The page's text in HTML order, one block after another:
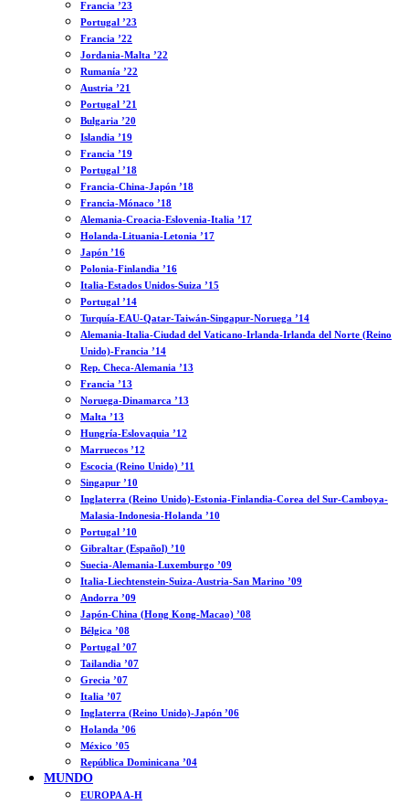
Francia ’23
Portugal ’23
Francia ’22
Jordania-Malta ’22
Rumanía ’22
Austria ’21
Portugal ’21
Bulgaria ’20
Islandia ’19
Francia ’19
Portugal ’18
Francia-China-Japón ’18
Francia-Mónaco ’18
Alemania-Croacia-Eslovenia-Italia ’17
Holanda-Lituania-Letonia ’17
Japón ’16
Polonia-Finlandia ’16
Italia-Estados Unidos-Suiza ’15
Portugal ’14
Turquía-EAU-Qatar-Taiwán-Singapur-Noruega ’14
Alemania-Italia-Ciudad del Vaticano-Irlanda-Irlanda del Norte (Reino
Unido)-Francia ’14
Rep. Checa-Alemania ’13
Francia ’13
Noruega-Dinamarca ’13
Malta ’13
Hungría-Eslovaquia ’12
Marruecos ’12
Escocia (Reino Unido) ’11
Singapur ’10
Inglaterra (Reino Unido)-Estonia-Finlandia-Corea del Sur-Camboya-
Malasia-Indonesia-Holanda ’10
Portugal ’10
Gibraltar (Español) ’10
Suecia-Alemania-Luxemburgo ’09
Italia-Liechtenstein-Suiza-Austria-San Marino ’09
Andorra ’09
Japón-China (Hong Kong-Macao) ’08
Bélgica ’08
Portugal ’07
Tailandia ’07
Grecia ’07
Italia ’07
Inglaterra (Reino Unido)-Japón ’06
Holanda ’06
México ’05
República Dominicana ’04
MUNDO
EUROPA A-H